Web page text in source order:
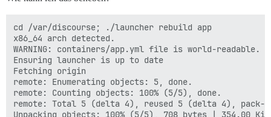
cd /var/discourse; ./launcher rebuild app
x86_64 arch detected.
WARNING: containers/app.yml file is world-
Ensuring launcher is up to date
Fetching origin
remote: Enumerating objects: 5, done.
remote: Counting objects: 100% (5/5), done.
remote: Total 5 (delta 4), reused 5 (delta 4), pack-
Unpacking objects: 100% (5/5), 708 bytes | 354.00